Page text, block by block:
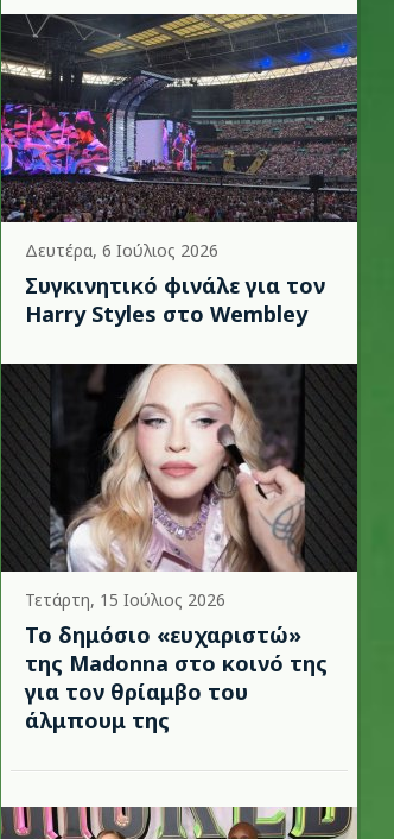
Δευτέρα, 6 Ιούλιος 2026
Συγκινητικό φινάλε για τον
Harry Styles στο Wembley
Τετάρτη, 15 Ιούλιος 2026
Το δημόσιο «ευχαριστώ»
της Madonna στο κοινό της
για τον θρίαμβο του
άλμπουμ της